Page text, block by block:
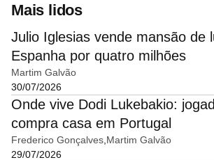
Mais lidos
Julio Iglesias vende mansão de
Espanha por quatro milhões
Martim Galvão
30/07/2026
Onde vive Dodi Lukebakio:
compra casa em Portugal
Frederico Gonçalves Martim Galvão
29/07/2026